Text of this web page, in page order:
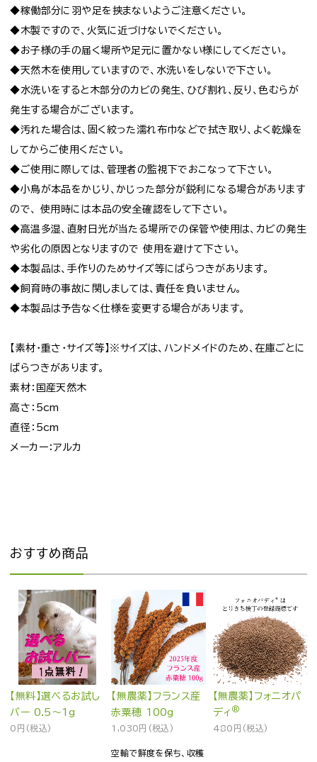
◆稼働部分に羽や足を挟まないようご注意ください。
◆木製ですので、火気に近づけないでください。
◆お子様の手の届く場所や足元に置かない様にしてください。
◆天然木を使用していますので、水洗いをしないで下さい。
◆水洗いをすると木部分のカビの発生、ひび割れ、反り、色むらが
発生する場合がございます。
◆汚れた場合は、固く絞った濡れ布巾などで拭き取り、よく乾燥を
してからご使用ください。
◆ご使用に際しては、管理者の監視下でおこなって下さい。
◆小鳥が本品をかじり、かじった部分が鋭利になる場合があります
ので、 使用時には本品の安全確認をして下さい。
◆高温多湿、直射日光が当たる場所での保管や使用は、カビの発生
や劣化の原因となりますので 使用を避けて下さい。
◆本製品は、手作りのためサイズ等にばらつきがあります。
◆飼育時の事故に関しましては、責任を負いません。
◆本製品は予告なく仕様を変更する場合があります。
【素材・重さ・サイズ等】※サイズは、ハンドメイドのため、在庫ごとに
ばらつきがあります。
素材：国産天然木
高さ：5cm
直径：5cm
メーカー：アルカ
おすすめ商品
【無料】選べるお試し
バー 0.5～1g
0円(税込)
【無農薬】フランス産
赤粟穂 100g
1,030円(税込)
空輸で鮮度を保ち、収穫
【無農薬】フォニオパ
ディ ®
480円(税込)